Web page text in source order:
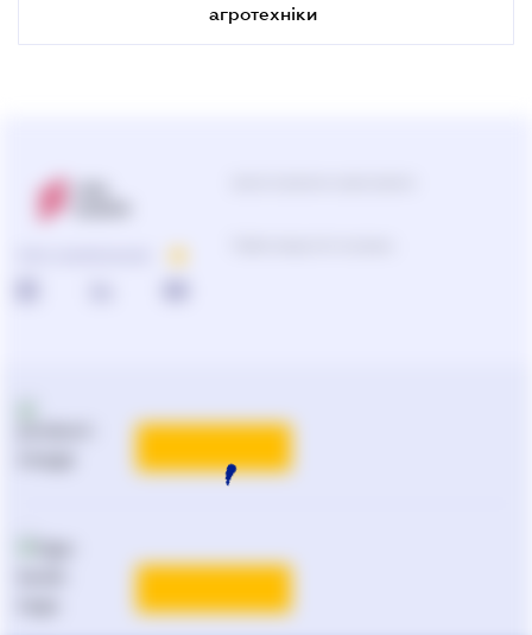
агротехніки